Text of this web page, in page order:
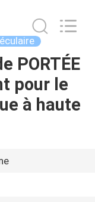
PORTÉE
pour le
à haute